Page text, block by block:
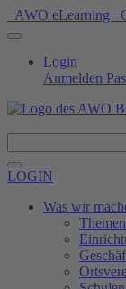
AWO eLearning
Login
Anmelden
LOGIN
Was wir